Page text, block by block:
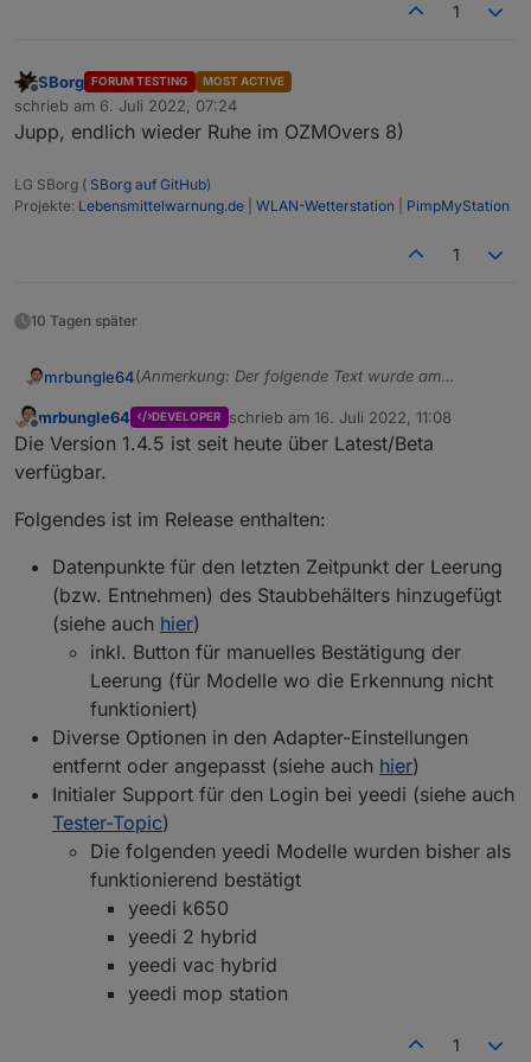
unabhängig davon schon vor dem Update
1
Offline
SBorg FORUM TESTING MOST ACTIVE
schrieb am 6. Juli 2022, 07:24
zuletzt editiert von
Jupp, endlich wieder Ruhe im OZMOvers 8)
LG SBorg ( SBorg auf GitHub)
Projekte: Lebensmittelwarnung.de WLAN-Wetterstation PimpMyStation
1
10 Tagen später
mrbungle64(Anmerkung: Der folgende Text wurde am
aktualisiert)
Hallo zusammen,
und natürlich auch nach Eurer Meinung fragen,
soweit alles damit umsetzen könnt, was Ihr Euch
so vorgestellt habt ( Bitte dabei aber realistisch
bleiben und auch den aktuellen Status
berücksichtigen ;) ).
Aktuelle Versionen
Stadiu
m
Version Releasedatum
Stable
20.02.2024
1.4.15 16.03.2024
Alpha
alpha.2
Bekannte (größere) Probleme
Aktuell gibt es (mehr oder weniger häufig)
auf 32-Bit Systemen Probleme mit der
Das betrifft hauptsächlich Raspberry Pi
Die Generierung der aktuellen Map ("map.
funktioniert noch nicht bei den Deebot X1,
Offline
mrbungle64 DEVELOPER schrieb am 16. Juli 2022, 11:08
zuletzt editiert von
Die Version 1.4.5 ist seit heute über Latest/Beta
verfügbar.
Folgendes ist im Release enthalten:
Datenpunkte für den letzten Zeitpunkt der Leerung
(bzw. Entnehmen) des Staubbehälters hinzugefügt
(siehe auch hier)
inkl. Button für manuelles Bestätigung der
Leerung (für Modelle wo die Erkennung nicht
funktioniert)
Diverse Optionen in den Adapter-Einstellungen
entfernt oder angepasst (siehe auch hier)
Initialer Support für den Login bei yeedi (siehe auch
Tester-Topic)
Die folgenden yeedi Modelle wurden bisher als
funktionierend bestätigt
yeedi k650
yeedi 2 hybrid
yeedi vac hybrid
yeedi mop station
1